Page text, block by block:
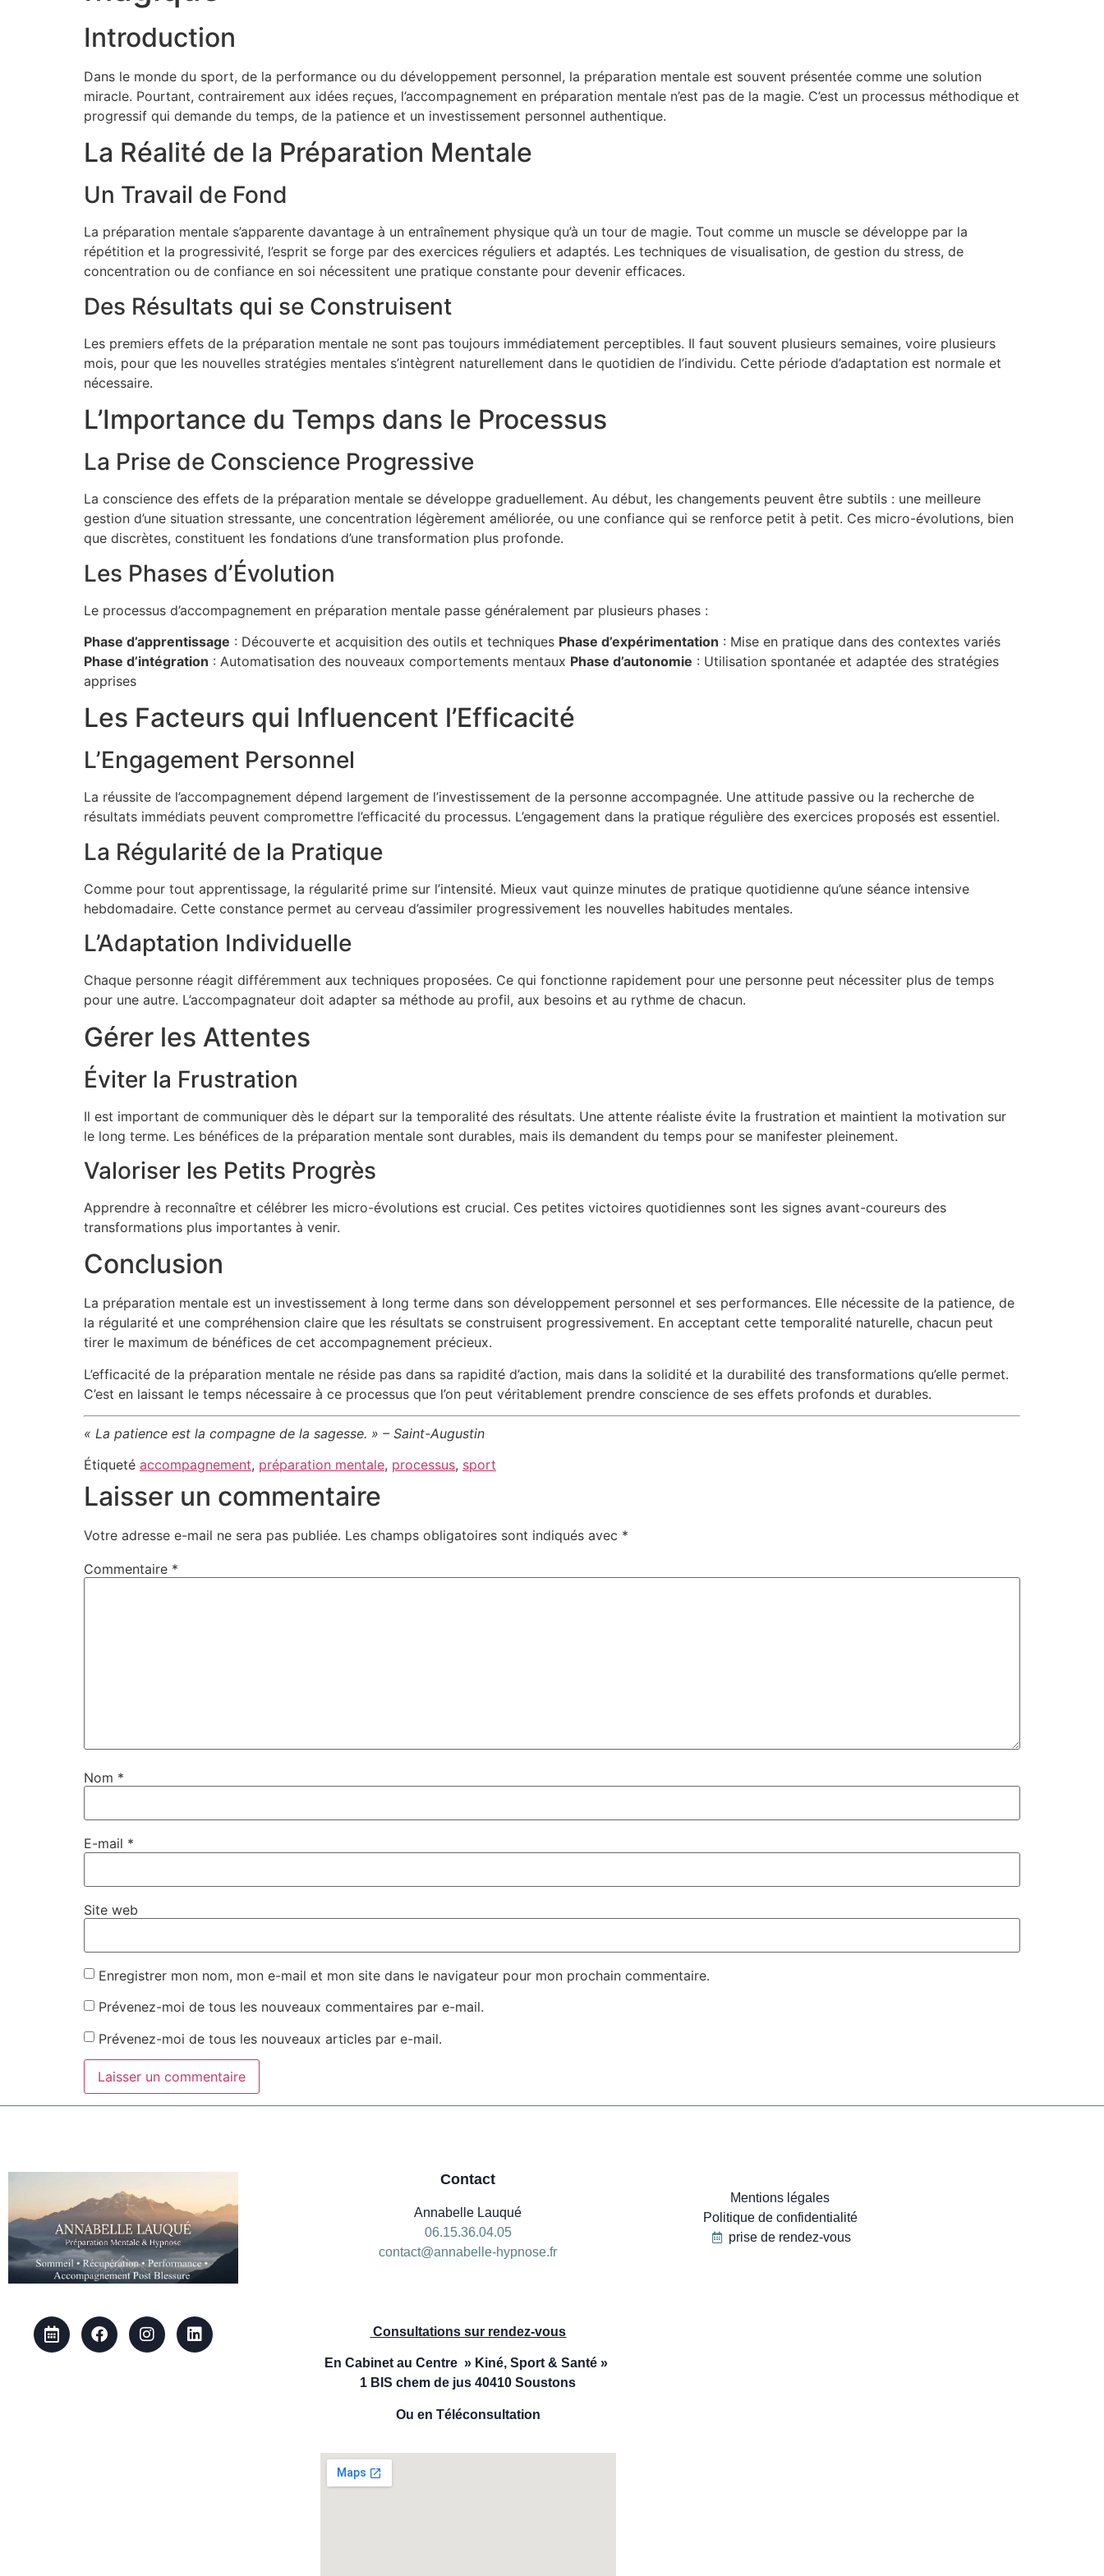
Introduction
Dans le monde du sport, de la performance ou du développement personnel, la préparation mentale est souvent présentée comme une solution
miracle. Pourtant, contrairement aux idées reçues, l’accompagnement en préparation mentale n’est pas de la magie. C’est un processus méthodique et
progressif qui demande du temps, de la patience et un investissement personnel authentique.
La Réalité de la Préparation Mentale
Un Travail de Fond
La préparation mentale s’apparente davantage à un entraînement physique qu’à un tour de magie. Tout comme un muscle se développe par la
répétition et la progressivité, l’esprit se forge par des exercices réguliers et adaptés. Les techniques de visualisation, de gestion du stress, de
concentration ou de confiance en soi nécessitent une pratique constante pour devenir efficaces.
Des Résultats qui se Construisent
Les premiers effets de la préparation mentale ne sont pas toujours immédiatement perceptibles. Il faut souvent plusieurs semaines, voire plusieurs
mois, pour que les nouvelles stratégies mentales s’intègrent naturellement dans le quotidien de l’individu. Cette période d’adaptation est normale et
nécessaire.
L’Importance du Temps dans le Processus
La Prise de Conscience Progressive
La conscience des effets de la préparation mentale se développe graduellement. Au début, les changements peuvent être subtils : une meilleure
gestion d’une situation stressante, une concentration légèrement améliorée, ou une confiance qui se renforce petit à petit. Ces micro-évolutions, bien
que discrètes, constituent les fondations d’une transformation plus profonde.
Les Phases d’Évolution
Le processus d’accompagnement en préparation mentale passe généralement par plusieurs phases :
Phase d’apprentissage : Découverte et acquisition des outils et techniques Phase d’expérimentation : Mise en pratique dans des contextes variés
Phase d’intégration : Automatisation des nouveaux comportements mentaux Phase d’autonomie : Utilisation spontanée et adaptée des stratégies
apprises
Les Facteurs qui Influencent l’Efficacité
L’Engagement Personnel
La réussite de l’accompagnement dépend largement de l’investissement de la personne accompagnée. Une attitude passive ou la recherche de
résultats immédiats peuvent compromettre l’efficacité du processus. L’engagement dans la pratique régulière des exercices proposés est essentiel.
La Régularité de la Pratique
Comme pour tout apprentissage, la régularité prime sur l’intensité. Mieux vaut quinze minutes de pratique quotidienne qu’une séance intensive
hebdomadaire. Cette constance permet au cerveau d’assimiler progressivement les nouvelles habitudes mentales.
L’Adaptation Individuelle
Chaque personne réagit différemment aux techniques proposées. Ce qui fonctionne rapidement pour une personne peut nécessiter plus de temps
pour une autre. L’accompagnateur doit adapter sa méthode au profil, aux besoins et au rythme de chacun.
Gérer les Attentes
Éviter la Frustration
Il est important de communiquer dès le départ sur la temporalité des résultats. Une attente réaliste évite la frustration et maintient la motivation sur
le long terme. Les bénéfices de la préparation mentale sont durables, mais ils demandent du temps pour se manifester pleinement.
Valoriser les Petits Progrès
Apprendre à reconnaître et célébrer les micro-évolutions est crucial. Ces petites victoires quotidiennes sont les signes avant-coureurs des
transformations plus importantes à venir.
Conclusion
La préparation mentale est un investissement à long terme dans son développement personnel et ses performances. Elle nécessite de la patience, de
la régularité et une compréhension claire que les résultats se construisent progressivement. En acceptant cette temporalité naturelle, chacun peut
tirer le maximum de bénéfices de cet accompagnement précieux.
L’efficacité de la préparation mentale ne réside pas dans sa rapidité d’action, mais dans la solidité et la durabilité des transformations qu’elle permet.
C’est en laissant le temps nécessaire à ce processus que l’on peut véritablement prendre conscience de ses effets profonds et durables.
« La patience est la compagne de la sagesse. » – Saint-Augustin
Étiqueté accompagnement, préparation mentale, processus, sport
Laisser un commentaire
Votre adresse e-mail ne sera pas publiée. Les champs obligatoires sont indiqués avec *
Commentaire *
Nom *
E-mail *
Site web
Enregistrer mon nom, mon e-mail et mon site dans le navigateur pour mon prochain commentaire.
Prévenez-moi de tous les nouveaux commentaires par e-mail.
Prévenez-moi de tous les nouveaux articles par e-mail.
Contact
Annabelle Lauqué
06.15.36.04.05
contact@annabelle-hypnose.fr
Consultations sur rendez-vous
En Cabinet au Centre » Kiné, Sport & Santé »
1 BIS chem de jus 40410 Soustons
Ou en Téléconsultation
Mentions légales
Politique de confidentialité
prise de rendez-vous